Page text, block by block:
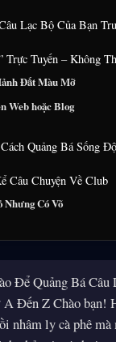
Lạc Bộ Của Bạn
Trực Tuyến – Không
Đất Màu Mỡ
Web hoặc Blog
Quảng Bá Sống
Câu Chuyện Về Club
Có Võ
Để Quảng Bá Câu
Đến Z Chào bạn!
nhâm ly cà phê